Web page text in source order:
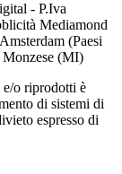
- P.Iva
Mediamond
(Paesi
(MI)
e/o riprodotti è
di sistemi di
espresso di